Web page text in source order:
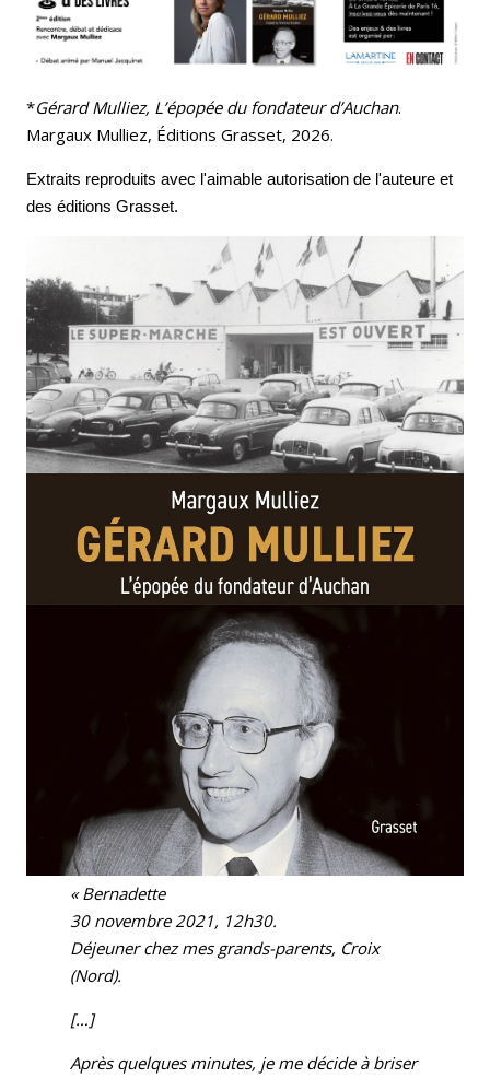
*Gérard Mulliez, L’épopée du fondateur d’Auchan.
Margaux Mulliez, Éditions Grasset, 2026.
Extraits reproduits avec l'aimable autorisation de l'auteure et
des éditions Grasset.
« Bernadette
30 novembre 2021, 12h30.
Déjeuner chez mes grands-parents, Croix
(Nord).
[…]
Après quelques minutes, je me décide à briser